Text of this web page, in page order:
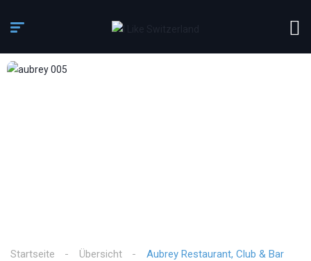
Startseite Übersicht Aubrey Restaurant, Club & Bar